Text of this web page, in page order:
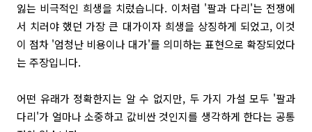
잃는 비극적인 희생을 치렀습니다. 이처럼 '팔과 다리'는 전쟁에
서 치러야 했던 가장 큰 대가이자 희생을 상징하게 되었고, 이것
이 점차 '엄청난 비용이나 대가'를 의미하는 표현으로 확장되었다
는 주장입니다.
어떤 유래가 정확한지는 알 수 없지만, 두 가지 가설 모두 '팔과
다리'가 얼마나 소중하고 값비싼 것인지를 생각하게 한다는 공통